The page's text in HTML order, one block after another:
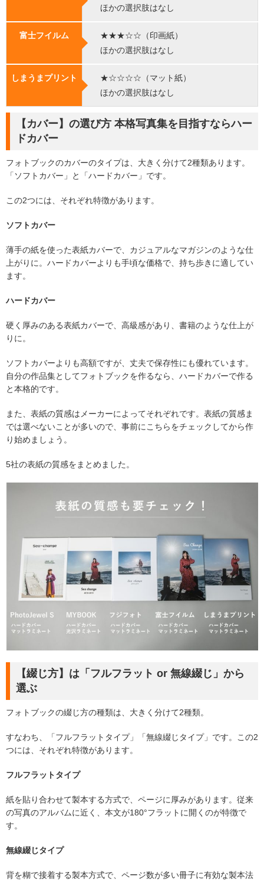
ほかの選択肢はなし
富士フイルム
★★★☆☆（印画紙）
ほかの選択肢はなし
しまうまプリント
★☆☆☆☆（マット紙）
ほかの選択肢はなし
【カバー】の選び方 本格写真集を目指すならハー
ドカバー
フォトブックのカバーのタイプは、大きく分けて2種類あります。
「ソフトカバー」と「ハードカバー」です。
この2つには、それぞれ特徴があります。
ソフトカバー
薄手の紙を使った表紙カバーで、カジュアルなマガジンのような仕
上がりに。ハードカバーよりも手頃な価格で、持ち歩きに適してい
ます。
ハードカバー
硬く厚みのある表紙カバーで、高級感があり、書籍のような仕上が
りに。
ソフトカバーよりも高額ですが、丈夫で保存性にも優れています。
自分の作品集としてフォトブックを作るなら、ハードカバーで作る
と本格的です。
また、表紙の質感はメーカーによってそれぞれです。表紙の質感ま
では選べないことが多いので、事前にこちらをチェックしてから作
り始めましょう。
5社の表紙の質感をまとめました。
【綴じ方】は「フルフラット or 無線綴じ」から
選ぶ
フォトブックの綴じ方の種類は、大きく分けて2種類。
すなわち、「フルフラットタイプ」「無線綴じタイプ」です。この2
つには、それぞれ特徴があります。
フルフラットタイプ
紙を貼り合わせて製本する方式で、ページに厚みがあります。従来
の写真のアルバムに近く、本文が180°フラットに開くのが特徴で
す。
無線綴じタイプ
背を糊で接着する製本方式で、ページ数が多い冊子に有効な製本法